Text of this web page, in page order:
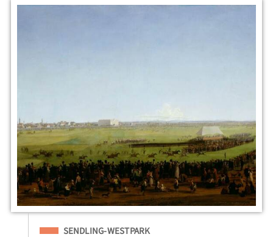
Eingeordnet unter
SENDLING-WESTPARK